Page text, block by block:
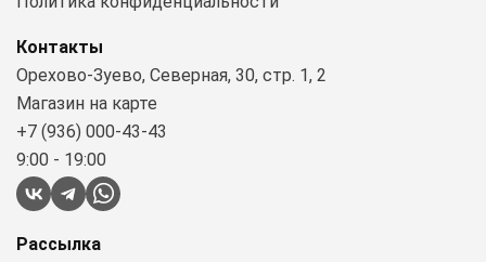
Контакты
Орехово-Зуево, Северная, 30, стр. 1, 2
Магазин на карте
+7 (936) 000-43-43
9:00 - 19:00
Рассылка